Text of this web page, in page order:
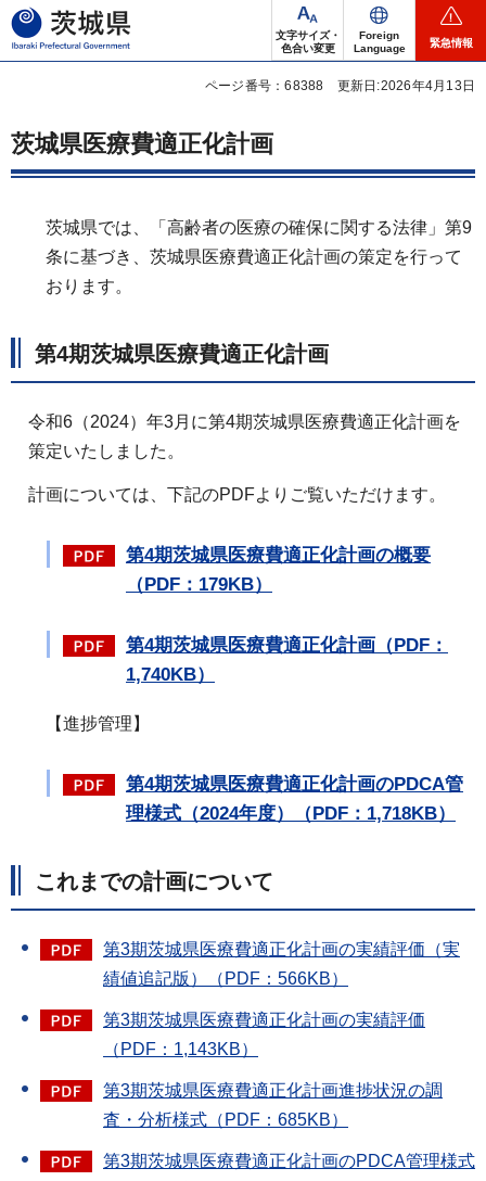
茨城県
文字サイズ・
色合い変更
Foreign
Language
緊急情報
ページ番号：68388 更新日:2026年4月13日
茨城県医療費適正化計画
茨城県では、「高齢者の医療の確保に関する法律」第9
条に基づき、茨城県医療費適正化計画の策定を行って
おります。
第4期茨城県医療費適正化計画
令和6（2024）年3月に第4期茨城県医療費適正化計画を
策定いたしました。
計画については、下記のPDFよりご覧いただけます。
第4期茨城県医療費適正化計画の概要
（PDF：179KB）
第4期茨城県医療費適正化計画（PDF：
1,740KB）
【進捗管理】
第4期茨城県医療費適正化計画のPDCA管
理様式（2024年度）（PDF：1,718KB）
これまでの計画について
第3期茨城県医療費適正化計画の実績評価（実
績値追記版）（PDF：566KB）
第3期茨城県医療費適正化計画の実績評価
（PDF：1,143KB）
第3期茨城県医療費適正化計画進捗状況の調
査・分析様式（PDF：685KB）
第3期茨城県医療費適正化計画のPDCA管理様式